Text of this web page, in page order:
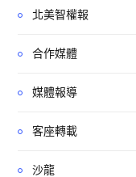
北美智權報
合作媒體
媒體報導
客座轉載
沙龍